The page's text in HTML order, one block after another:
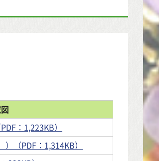
：1,223KB）
（PDF：1,314KB）